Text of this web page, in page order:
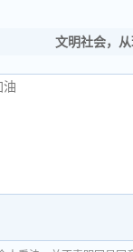
文明社会，